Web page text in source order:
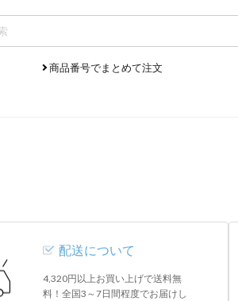
商品番号でまとめて注文
配送について
4,320円以上お買い上げで送料無
料！全国3～7日間程度でお届けし